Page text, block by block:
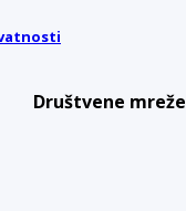
Društvene mreže